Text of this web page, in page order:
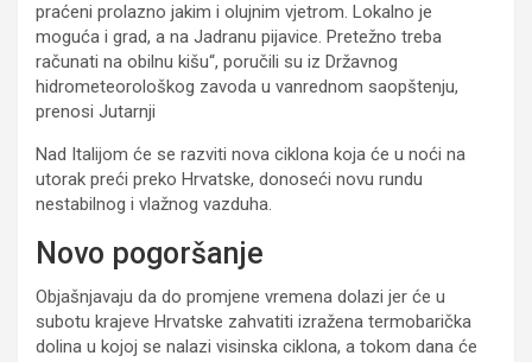
praćeni prolazno jakim i olujnim vjetrom. Lokalno je
moguća i grad, a na Jadranu pijavice. Pretežno treba
računati na obilnu kišu“, poručili su iz Državnog
hidrometeorološkog zavoda u vanrednom saopštenju,
prenosi Jutarnji
Nad Italijom će se razviti nova ciklona koja će u noći na
utorak preći preko Hrvatske, donoseći novu rundu
nestabilnog i vlažnog vazduha.
Novo pogoršanje
Objašnjavaju da do promjene vremena dolazi jer će u
subotu krajeve Hrvatske zahvatiti izražena termobarička
dolina u kojoj se nalazi visinska ciklona, a tokom dana će